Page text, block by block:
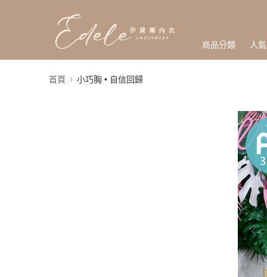
商品分類 人
首頁 小巧胸 • 自信回歸